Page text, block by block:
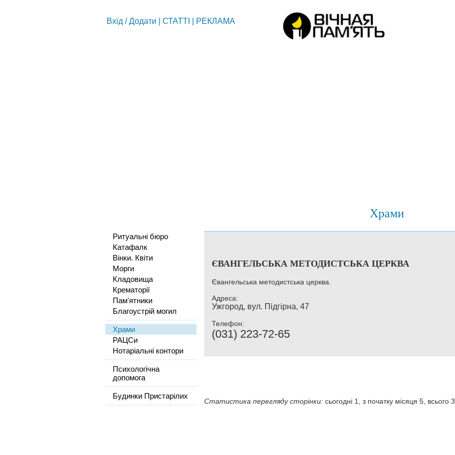
Вхід /Додати СТАТТІ РЕКЛАМА
Храми
Ритуальні бюро
Катафалк
Вінки. Квіти
Морги
Кладовища
Крематорії
Пам'ятники
Благоустрій могил
Храми
РАЦСи
Нотаріальні контори
Психологічна
допомога
Будинки Пристарілих
ЄВАНГЕЛЬСЬКА МЕТОДИСТСЬКА ЦЕРКВА
Євангельська методистська церква.
Адреса:
Ужгород, вул. Підгірна, 47
Телефон:
(031) 223-72-65
Статистика перегляду сторінки: сьогодні 1, з початку місяця 5, всього